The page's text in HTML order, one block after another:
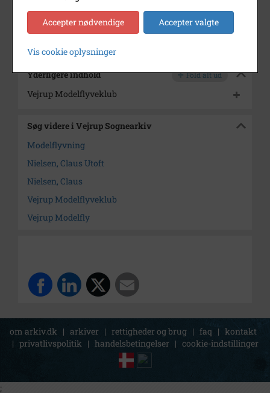
Arkiv
Vejrup Sognearkiv
Yderligere indhold Fold alt ud
Vejrup Modelflyveklub
Søg videre i Vejrup Sognearkiv
Modelflyvning
Nielsen, Claus Utoft
Nielsen, Claus
Vejrup Modelflyveklub
Vejrup Modelfly
om arkiv.dk | arkiver | rettigheder og brug | faq | kontakt
| privatlivspolitik | handelsbetingelser | cookie-indstillinger
Accepter nødvendige Accepter valgte
Vis cookie oplysninger
;